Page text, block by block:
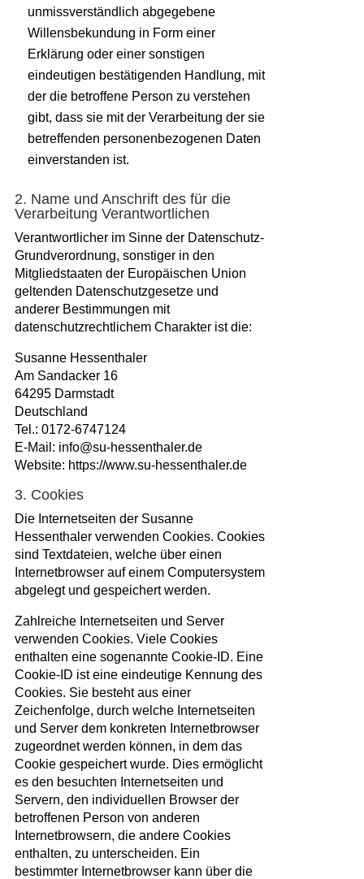
unmissverständlich abgegebene
Willensbekundung in Form einer
Erklärung oder einer sonstigen
eindeutigen bestätigenden Handlung, mit
der die betroffene Person zu verstehen
gibt, dass sie mit der Verarbeitung der sie
betreffenden personenbezogenen Daten
einverstanden ist.
2. Name und Anschrift des für die
Verarbeitung Verantwortlichen
Verantwortlicher im Sinne der Datenschutz-
Grundverordnung, sonstiger in den
Mitgliedstaaten der Europäischen Union
geltenden Datenschutzgesetze und
anderer Bestimmungen mit
datenschutzrechtlichem Charakter ist die:
Susanne Hessenthaler
Am Sandacker 16
64295 Darmstadt
Deutschland
Tel.: 0172-6747124
E-Mail: info@su-hessenthaler.de
Website: https://www.su-hessenthaler.de
3. Cookies
Die Internetseiten der Susanne
Hessenthaler verwenden Cookies. Cookies
sind Textdateien, welche über einen
Internetbrowser auf einem Computersystem
abgelegt und gespeichert werden.
Zahlreiche Internetseiten und Server
verwenden Cookies. Viele Cookies
enthalten eine sogenannte Cookie-ID. Eine
Cookie-ID ist eine eindeutige Kennung des
Cookies. Sie besteht aus einer
Zeichenfolge, durch welche Internetseiten
und Server dem konkreten Internetbrowser
zugeordnet werden können, in dem das
Cookie gespeichert wurde. Dies ermöglicht
es den besuchten Internetseiten und
Servern, den individuellen Browser der
betroffenen Person von anderen
Internetbrowsern, die andere Cookies
enthalten, zu unterscheiden. Ein
bestimmter Internetbrowser kann über die